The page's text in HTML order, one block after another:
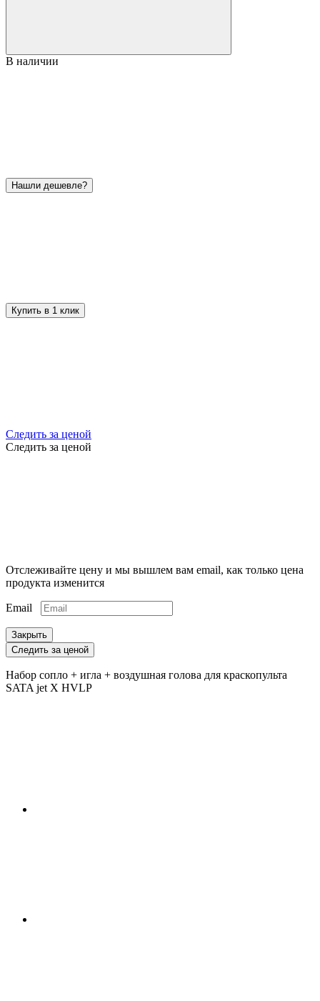
В наличии
Нашли дешевле?
Купить в 1 клик
Следить за ценой
Следить за ценой
Отслеживайте цену и мы вышлем вам email, как только цена
продукта изменится
Email
Закрыть
Следить за ценой
Набор сопло + игла + воздушная голова для краскопульта
SATA jet X HVLP